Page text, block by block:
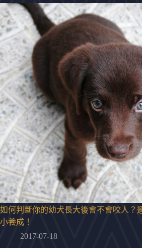
如何判斷你的幼犬長大後會不會咬人？
小養成！
2017-07-18